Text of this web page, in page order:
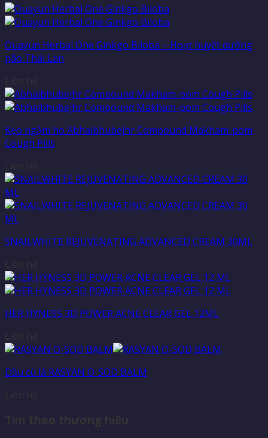
Ouayun Herbal One Ginkgo Biloba – Hoạt huyết dưỡng
não Thái Lan
Kẹo ngậm ho Abhaibhubejhr Compound Makham-pom
Cough Pills
SNAILWHITE REJUVENATING ADVANCED CREAM 30ML
HER HYNESS 3D POWER ACNE CLEAR GEL 12ML
Dầu cù là RASYAN O-SOD BALM